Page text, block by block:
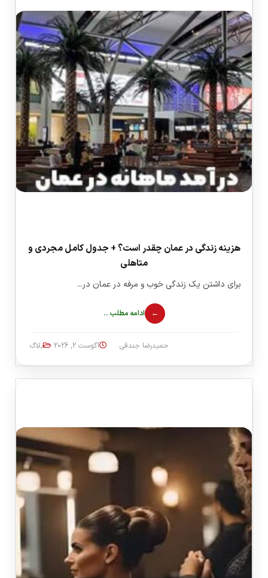
هزینه زندگی در عمان چقدر است؟ + جدول کامل مجردی و
متاهلی
برای داشتن یک زندگی خوب و مرفه در عمان در...
ادامه مطلب ..
حمیدرضا جندقی آگوست 2, 2026 بلاگ